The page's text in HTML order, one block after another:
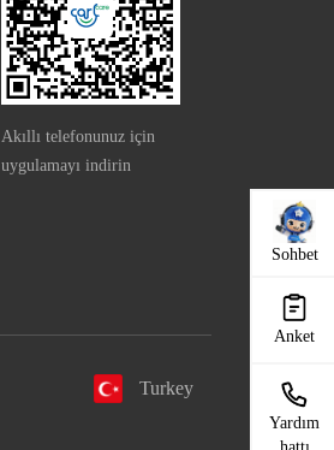
Sohbet
Anket
Yardım
Akıllı telefonunuz için
uygulamayı indirin
Turkey